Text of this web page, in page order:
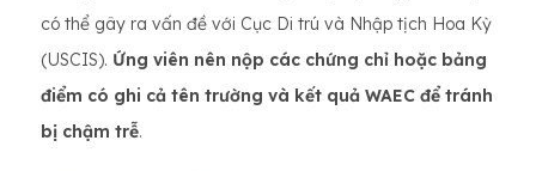
có thể gây ra vấn đề với Cục Di trú và Nhập tịch Hoa Kỳ
(USCIS). Ứng viên nên nộp các chứng chỉ hoặc bảng
điểm có ghi cả tên trường và kết quả WAEC để tránh
bị chậm trễ.